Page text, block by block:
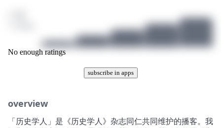
No enough ratings
subscribe in apps
overview
「历史学人」是《历史学人》杂志同仁共同维护的播客。我